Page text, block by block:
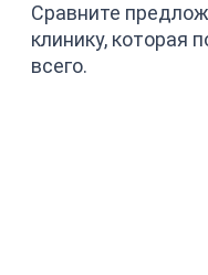
Сравните
клинику, которая
всего.